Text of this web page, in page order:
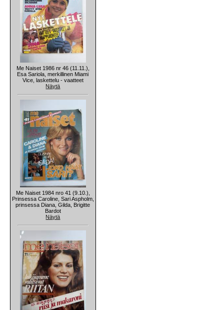
Me Naiset 1986 nr 46 (11.11.),
Esa Sariola, merkillinen Miami
Vice, laskettelu - vaatteet
Näytä
Me Naiset 1984 nro 41 (9.10.),
Prinsessa Caroline, Sari Aspholm,
prinsessa Diana, Gilda, Brigitte
Bardot
Näytä